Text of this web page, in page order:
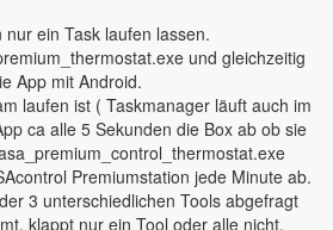
nur ein Task laufen lassen.
und gleichzeitig
App mit Android.
laufen ist ( Taskmanager läuft auch im
ca alle 5 Sekunden die Box ab ob sie
Premiumstation jede Minute ab.
3 unterschiedlichen Tools abgefragt
klappt nur ein Tool oder alle nicht.